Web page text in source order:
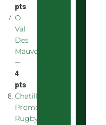
pts
O
Val
Des
Mauves
—
4
pts
Chatillon
Promotion
Rugby